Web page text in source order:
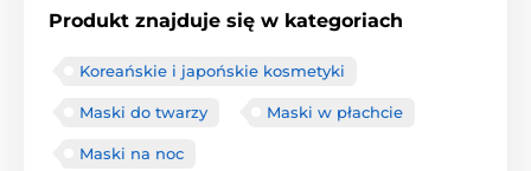
Produkt znajduje się w kategoriach
Koreańskie i japońskie kosmetyki
Maski do twarzy Maski w płachcie
Maski na noc